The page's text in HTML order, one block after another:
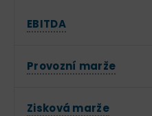
EBITDA
Provozní marže
Zisková marže